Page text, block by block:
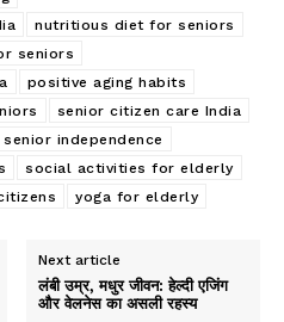
nutritious diet for seniors
seniors
positive aging habits
senior citizen care India
senior independence
social activities for elderly
yoga for elderly
Next article
लंबी उम्र, मधुर जीवन: हेल्दी एजिंग
और वेलनेस का असली रहस्य